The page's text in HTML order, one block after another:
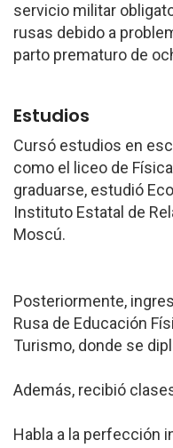
servicio militar
rusas debido a
parto prematuro de
Estudios
Cursó estudios en
como el liceo de
graduarse, estudió
Instituto Estatal de
Moscú.
Posteriormente,
Rusa de Educación
Turismo, donde se
Además, recibió
Habla a la perfección